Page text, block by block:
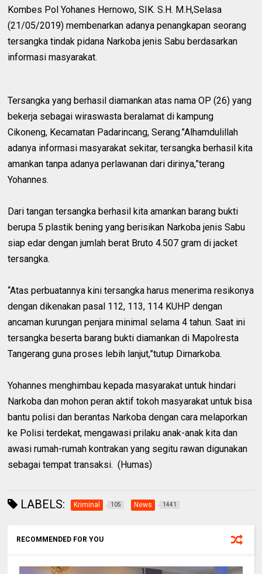
Kombes Pol Yohanes Hernowo, SIK. S.H. M.H,Selasa
(21/05/2019) membenarkan adanya penangkapan seorang
tersangka tindak pidana Narkoba jenis Sabu berdasarkan
informasi masyarakat.
Tersangka yang berhasil diamankan atas nama OP (26) yang
bekerja sebagai wiraswasta beralamat di kampung
Cikoneng, Kecamatan Padarincang, Serang.”Alhamdulillah
adanya informasi masyarakat sekitar, tersangka berhasil kita
amankan tanpa adanya perlawanan dari dirinya,”terang
Yohannes.
Dari tangan tersangka berhasil kita amankan barang bukti
berupa 5 plastik bening yang berisikan Narkoba jenis Sabu
siap edar dengan jumlah berat Bruto 4.507 gram di jacket
tersangka.
“Atas perbuatannya kini tersangka harus menerima resikonya
dengan dikenakan pasal 112, 113, 114 KUHP dengan
ancaman kurungan penjara minimal selama 4 tahun. Saat ini
tersangka beserta barang bukti diamankan di Mapolresta
Tangerang guna proses lebih lanjut,”tutup Dirnarkoba.
Yohannes menghimbau kepada masyarakat untuk hindari
Narkoba dan mohon peran aktif tokoh masyarakat untuk bisa
bantu polisi dan berantas Narkoba dengan cara melaporkan
ke Polisi terdekat, mengawasi prilaku anak-anak kita dan
awasi rumah-rumah kontrakan yang segitu rawan digunakan
sebagai tempat transaksi. (Humas)
LABELS: Kriminal 105 News 1441
RECOMMENDED FOR YOU